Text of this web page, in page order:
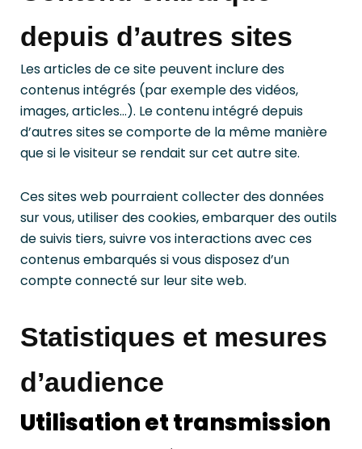
depuis d’autres sites
Les articles de ce site peuvent inclure des
contenus intégrés (par exemple des vidéos,
images, articles…). Le contenu intégré depuis
d’autres sites se comporte de la même manière
que si le visiteur se rendait sur cet autre site.
Ces sites web pourraient collecter des données
sur vous, utiliser des cookies, embarquer des outils
de suivis tiers, suivre vos interactions avec ces
contenus embarqués si vous disposez d’un
compte connecté sur leur site web.
Statistiques et mesures
d’audience
Utilisation et transmission